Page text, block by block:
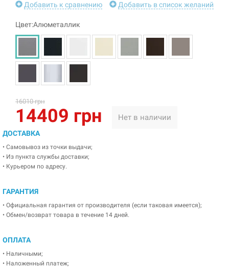
Добавить к сравнению
Добавить в список желаний
Цвет:Алюметаллик
16010 грн
14409 грн Нет в наличии
ДОСТАВКА
• Самовывоз из точки выдачи;
• Из пункта службы доставки;
• Курьером по адресу.
ГАРАНТИЯ
• Официальная гарантия от производителя (если таковая имеется);
• Обмен/возврат товара в течение 14 дней.
ОПЛАТА
• Наличными;
• Наложенный платеж;